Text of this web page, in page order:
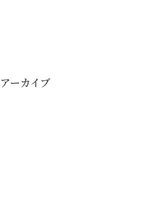
アーカイブ